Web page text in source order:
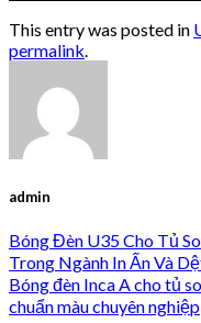
This entry was posted in
permalink.
admin
Bóng Đèn U35 Cho Tủ
Trong Ngành In Ấn Và
Bóng đèn Inca A cho tủ
chuẩn màu chuyên nghiệp